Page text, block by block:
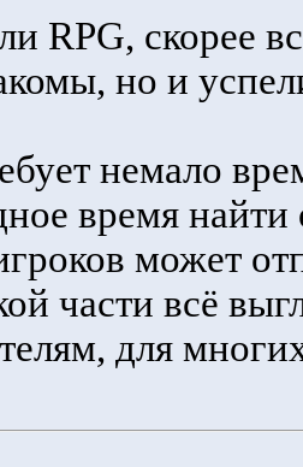
RPG, скорее
но и
немало
время
может
части всё
для